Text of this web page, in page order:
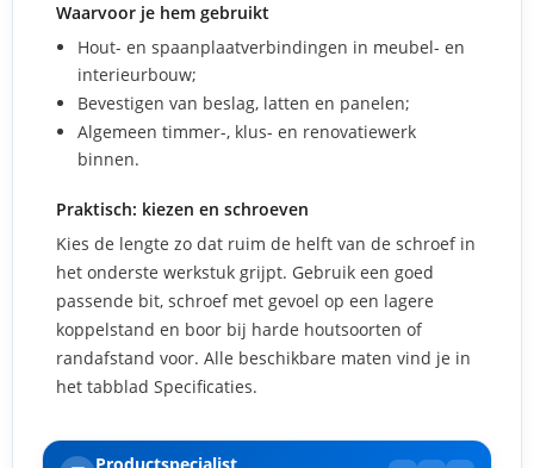
Waarvoor je hem gebruikt
Hout- en spaanplaatverbindingen in meubel- en
interieurbouw;
Bevestigen van beslag, latten en panelen;
Algemeen timmer-, klus- en renovatiewerk
binnen.
Praktisch: kiezen en schroeven
Kies de lengte zo dat ruim de helft van de schroef in
het onderste werkstuk grijpt. Gebruik een goed
passende bit, schroef met gevoel op een lagere
koppelstand en boor bij harde houtsoorten of
randafstand voor. Alle beschikbare maten vind je in
het tabblad Specificaties.